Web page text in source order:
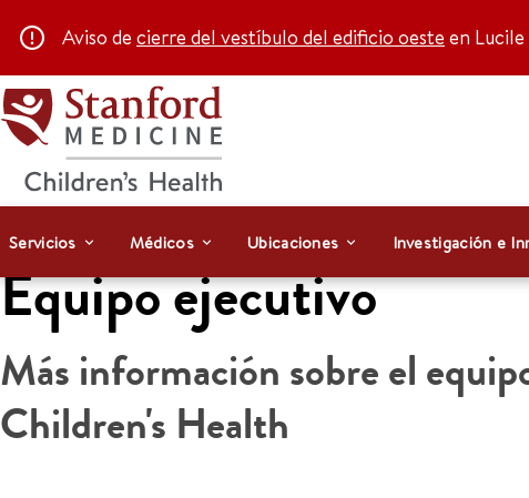
Aviso de cierre del vestíbulo del edificio oeste en
Servicios Médicos Ubicaciones Investigación e
Equipo ejecutivo
Más información sobre el
Children's Health